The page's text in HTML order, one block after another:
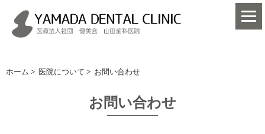
ホーム > 医院について > お問い合わせ
お問い合わせ